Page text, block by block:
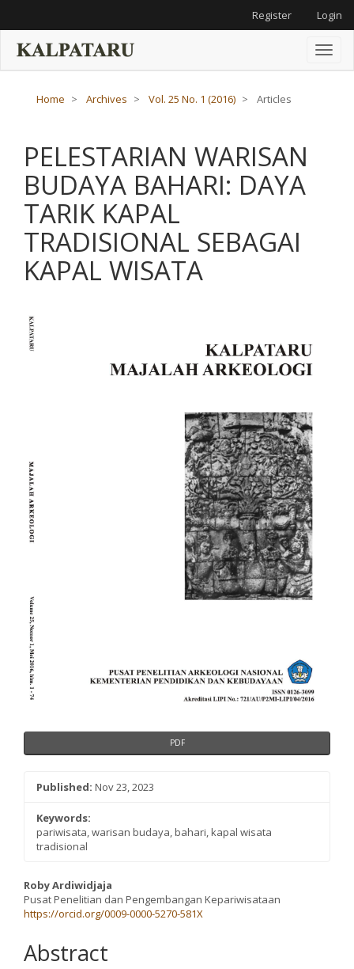
Main
Content
Register Login
Toggle
Home Archives Vol. 25 No. 1 (2016) Articles
PELESTARIAN WARISAN
BUDAYA BAHARI: DAYA
TARIK KAPAL
TRADISIONAL SEBAGAI
KAPAL WISATA
Article
Sidebar
PDF
Published: Nov 23, 2023
Keywords:
pariwisata, warisan budaya, bahari, kapal wisata
tradisional
Main
Article
Roby Ardiwidjaja
Pusat Penelitian dan Pengembangan Kepariwisataan
https://orcid.org/0009-0000-5270-581X
Abstract